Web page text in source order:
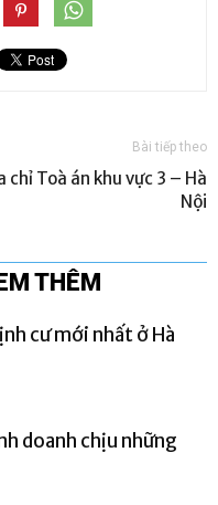
Bài tiếp theo
chỉ Toà án khu vực 3 – Hà
Nội
THÊM
cư mới nhất ở Hà
doanh chịu những